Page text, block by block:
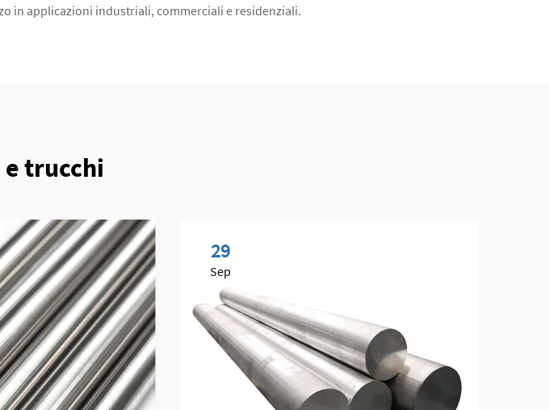
in applicazioni industriali, commerciali e residenziali.
trucchi
29
Sep